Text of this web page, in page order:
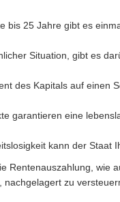
bis 25 Jahre gibt es
Situation, gibt es
des Kapitals auf einen
garantieren eine
kann der Staat
Rentenauszahlung, wie
nachgelagert zu